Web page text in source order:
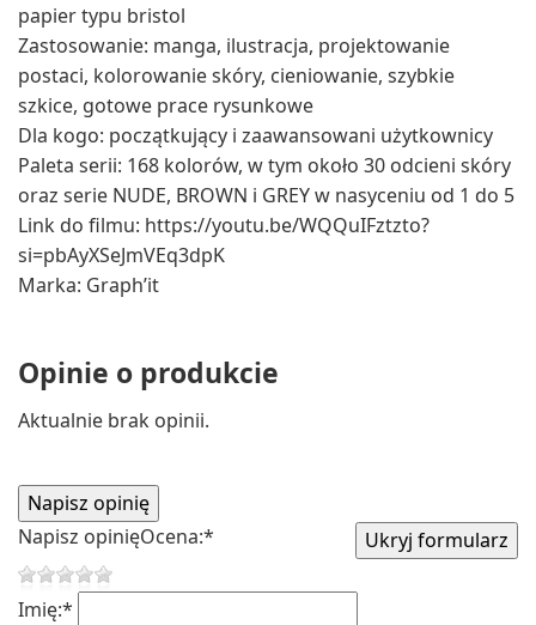
papier typu bristol
Zastosowanie: manga, ilustracja, projektowanie
postaci, kolorowanie skóry, cieniowanie, szybkie
szkice, gotowe prace rysunkowe
Dla kogo: początkujący i zaawansowani użytkownicy
Paleta serii: 168 kolorów, w tym około 30 odcieni skóry
oraz serie NUDE, BROWN i GREY w nasyceniu od 1 do 5
Link do filmu: https://youtu.be/WQQuIFztzto?
si=pbAyXSeJmVEq3dpK
Marka: Graph’it
Opinie o produkcie
Aktualnie brak opinii.
Napisz opinięOcena:*
Imię:*